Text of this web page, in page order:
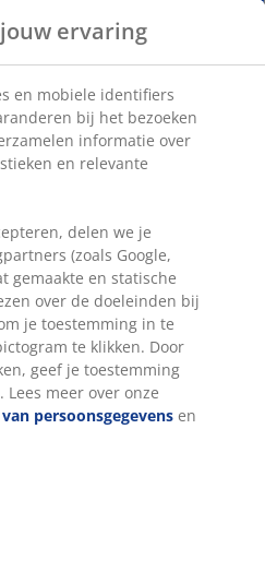
ervaring
en mobiele identifiers
bij het bezoeken
informatie over
en relevante
delen we je
(zoals Google,
gemaakte en statische
over de doeleinden bij
je toestemming in te
te klikken. Door
geef je toestemming
meer over onze
persoonsgegevens en